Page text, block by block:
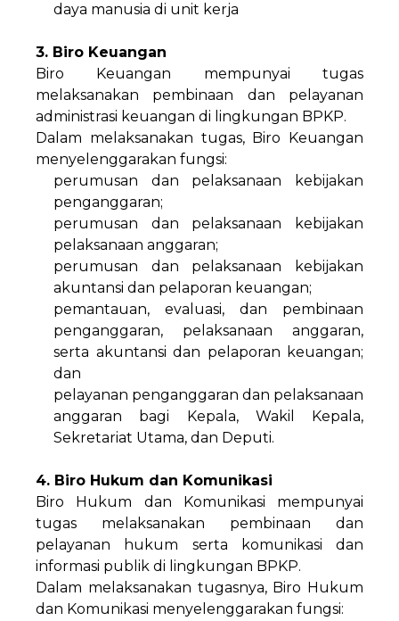
daya manusia di unit kerja
3. Biro Keuangan
Biro Keuangan mempunyai tugas
melaksanakan pembinaan dan pelayanan
administrasi keuangan di lingkungan BPKP.
Dalam melaksanakan tugas, Biro Keuangan
menyelenggarakan fungsi:
perumusan dan pelaksanaan kebijakan
penganggaran;
perumusan dan pelaksanaan kebijakan
pelaksanaan anggaran;
perumusan dan pelaksanaan kebijakan
akuntansi dan pelaporan keuangan;
pemantauan, evaluasi, dan pembinaan
penganggaran, pelaksanaan anggaran,
serta akuntansi dan pelaporan keuangan;
dan
pelayanan penganggaran dan pelaksanaan
anggaran bagi Kepala, Wakil Kepala,
Sekretariat Utama, dan Deputi.
4. Biro Hukum dan Komunikasi
Biro Hukum dan Komunikasi mempunyai
tugas melaksanakan pembinaan dan
pelayanan hukum serta komunikasi dan
informasi publik di lingkungan BPKP.
Dalam melaksanakan tugasnya, Biro Hukum
dan Komunikasi menyelenggarakan fungsi: